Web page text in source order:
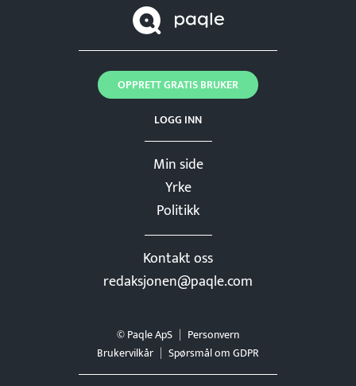
Min side
Yrke
Politikk
Kontakt oss
redaksjonen@paqle.com
LOGG INN
OPPRETT GRATIS BRUKER
© Paqle ApS
Personvern
Brukervilkår
Spørsmål om GDPR